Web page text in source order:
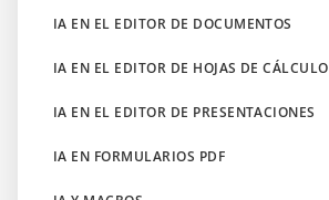
IA EN EL EDITOR DE DOCUMENTOS
IA EN EL EDITOR DE HOJAS DE CÁLCULO
IA EN EL EDITOR DE PRESENTACIONES
IA EN FORMULARIOS PDF